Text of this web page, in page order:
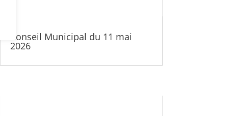
Conseil Municipal du 11 mai
2026